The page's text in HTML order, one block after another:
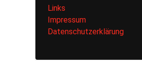
Links
Impressum
Datenschutzerklärung